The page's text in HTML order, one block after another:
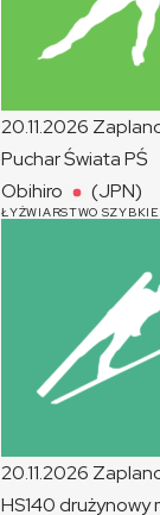
20.11.2026
Puchar ŚwiataPŚ
Obihiro
(JPN)
ŁYŻWIARSTWO SZYBKIE
20.11.2026
HS140 drużynowy